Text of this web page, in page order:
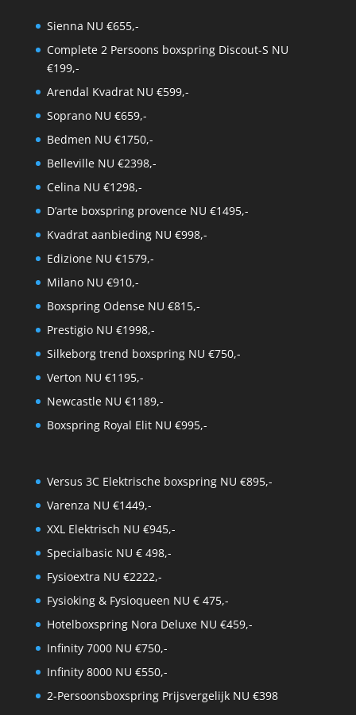
Sienna NU €655,-
Complete 2 Persoons boxspring Discout-S NU
€199,-
Arendal Kvadrat NU €599,-
Soprano NU €659,-
Bedmen NU €1750,-
Belleville NU €2398,-
Celina NU €1298,-
D’arte boxspring provence NU €1495,-
Kvadrat aanbieding NU €998,-
Edizione NU €1579,-
Milano NU €910,-
Boxspring Odense NU €815,-
Prestigio NU €1998,-
Silkeborg trend boxspring NU €750,-
Verton NU €1195,-
Newcastle NU €1189,-
Boxspring Royal Elit NU €995,-
Versus 3C Elektrische boxspring NU €895,-
Varenza NU €1449,-
XXL Elektrisch NU €945,-
Specialbasic NU € 498,-
Fysioextra NU €2222,-
Fysioking & Fysioqueen NU € 475,-
Hotelboxspring Nora Deluxe NU €459,-
Infinity 7000 NU €750,-
Infinity 8000 NU €550,-
2-Persoonsboxspring Prijsvergelijk NU €398